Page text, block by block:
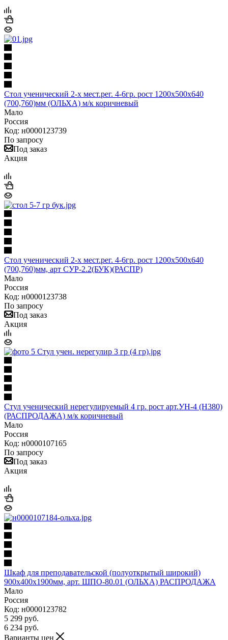
Стол ученический 2-х мест.рег. 4-6гр. рост 1200х500х640
(700,760)мм (ОЛЬХА) м/к коричневый
Мало
Россия
Код: н0000123739
По запросу
Под заказ
Акция
Стол ученический 2-х мест.рег. 4-6гр. рост 1200х500х640
(700,760)мм, арт СУР-2.2(БУК)(РАСПР)
Мало
Россия
Код: н0000123738
По запросу
Под заказ
Акция
Стул ученический нерегулируемый 4 гр. рост арт.УН-4 (Н380)
(РАСПРОДАЖА) м/к коричневый
Мало
Россия
Код: н0000107165
По запросу
Под заказ
Акция
Шкаф для преподавательской (полуоткрытый широкий)
900х400х1900мм, арт. ШПО-80.01 (ОЛЬХА) РАСПРОДАЖА
Мало
Россия
Код: н0000123782
5 299 руб.
6 234 руб.
Варианты цен